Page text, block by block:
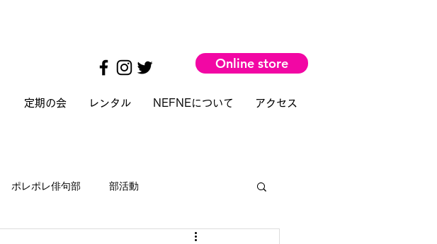
Online store
定期の会 レンタル NEFNEについて アクセス
ポレポレ俳句部 部活動